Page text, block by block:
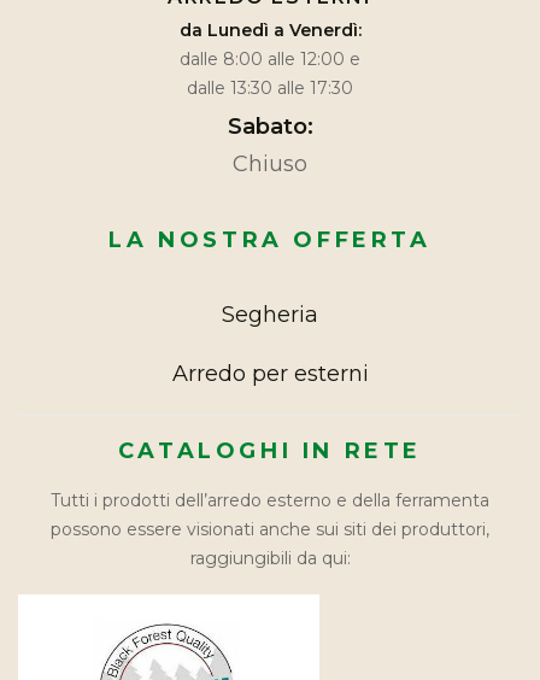
da Lunedì a Venerdì:
dalle 8:00 alle 12:00 e
dalle 13:30 alle 17:30
Sabato:
Chiuso
LA NOSTRA OFFERTA
Segheria
Arredo per esterni
CATALOGHI IN RETE
Tutti i prodotti dell’arredo esterno e della ferramenta
possono essere visionati anche sui siti dei produttori,
raggiungibili da qui: